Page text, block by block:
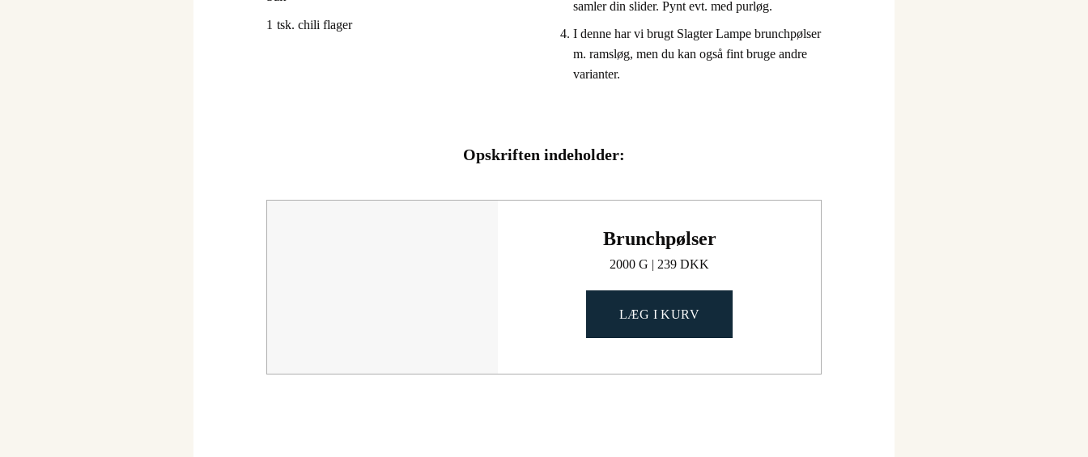
1 tsk. chili flager
samler din slider. Pynt evt. med purløg.
I denne har vi brugt Slagter Lampe brunchpølser
m. ramsløg, men du kan også fint bruge andre
varianter.
Opskriften indeholder:
Brunchpølser
2000 G | 239 DKK
LÆG I KURV